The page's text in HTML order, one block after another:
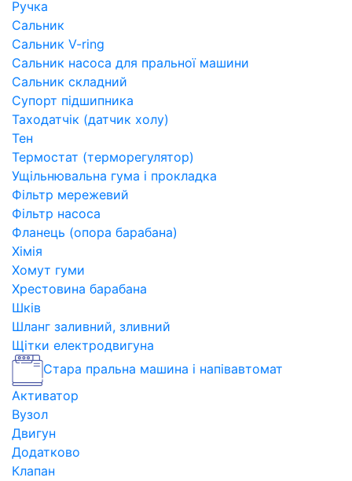
Ручка
Сальник
Сальник V-ring
Сальник насоса для пральної машини
Сальник складний
Супорт підшипника
Таходатчік (датчик холу)
Тен
Термостат (терморегулятор)
Ущільнювальна гума і прокладка
Фільтр мережевий
Фільтр насоса
Фланець (опора барабана)
Хімія
Хомут гуми
Хрестовина барабана
Шків
Шланг заливний, зливний
Щітки електродвигуна
Стара пральна машина і напівавтомат
Активатор
Вузол
Двигун
Додатково
Клапан